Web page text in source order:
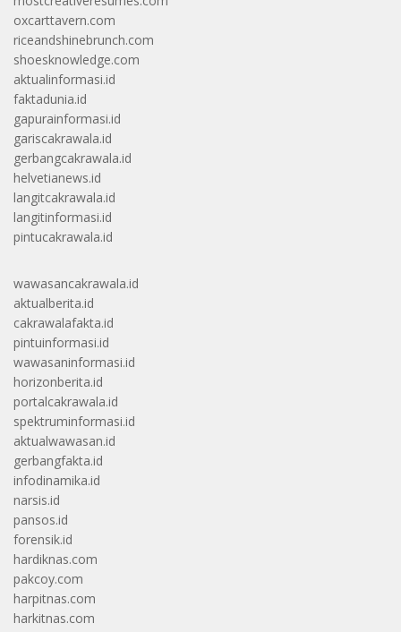
oxcarttavern.com
riceandshinebrunch.com
shoesknowledge.com
aktualinformasi.id
faktadunia.id
gapurainformasi.id
gariscakrawala.id
gerbangcakrawala.id
helvetianews.id
langitcakrawala.id
langitinformasi.id
pintucakrawala.id
wawasancakrawala.id
aktualberita.id
cakrawalafakta.id
pintuinformasi.id
wawasaninformasi.id
horizonberita.id
portalcakrawala.id
spektruminformasi.id
aktualwawasan.id
gerbangfakta.id
infodinamika.id
narsis.id
pansos.id
forensik.id
hardiknas.com
pakcoy.com
harpitnas.com
harkitnas.com